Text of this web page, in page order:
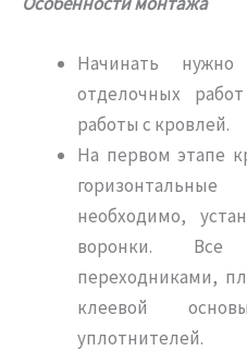
Начинать
отделочных
работы с кровлей.
На первом этапе
необходимо,
воронки. Все
переходниками,
клеевой